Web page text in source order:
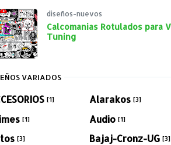
diseños-nuevos
Calcomanias Rotulados para
Tuning
VARIADOS
[1] Alarakos [3]
[1] Audio [1]
[3] Bajaj-Cronz-UG [3]